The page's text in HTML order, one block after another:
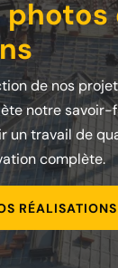
de nos
notre savoir-
un travail de
complète.
RÉALISATIONS